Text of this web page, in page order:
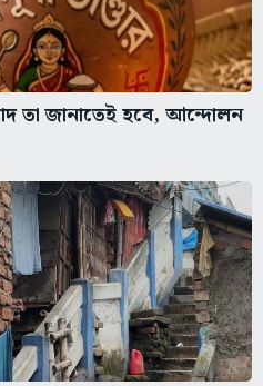
তা জানাতেই হবে, আন্দোলন